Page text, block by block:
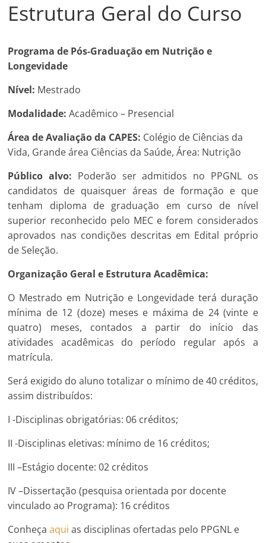
Estrutura Geral do Curso
Programa de Pós-Graduação em Nutrição e
Longevidade
Nível: Mestrado
Modalidade: Acadêmico – Presencial
Área de Avaliação da CAPES: Colégio de Ciências da
Vida, Grande área Ciências da Saúde, Área: Nutrição
Público alvo: Poderão ser admitidos no PPGNL os
candidatos de quaisquer áreas de formação e que
tenham diploma de graduação em curso de nível
superior reconhecido pelo MEC e forem considerados
aprovados nas condições descritas em Edital próprio
de Seleção.
Organização Geral e Estrutura Acadêmica:
O Mestrado em Nutrição e Longevidade terá duração
mínima de 12 (doze) meses e máxima de 24 (vinte e
quatro) meses, contados a partir do início das
atividades acadêmicas do período regular após a
matrícula.
Será exigido do aluno totalizar o mínimo de 40 créditos,
assim distribuídos:
I -Disciplinas obrigatórias: 06 créditos;
II -Disciplinas eletivas: mínimo de 16 créditos;
III –Estágio docente: 02 créditos
IV –Dissertação (pesquisa orientada por docente
vinculado ao Programa): 16 créditos
Conheçaaqui as disciplinas ofertadas pelo PPGNL e